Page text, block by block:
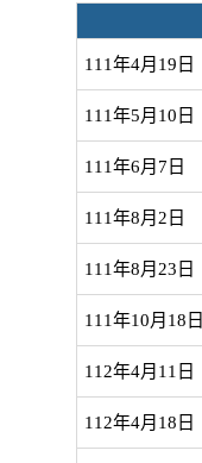
111年4月19日
111年5月10日
111年6月7日
111年8月2日
111年8月23日
111年10月18日
112年4月11日
112年4月18日